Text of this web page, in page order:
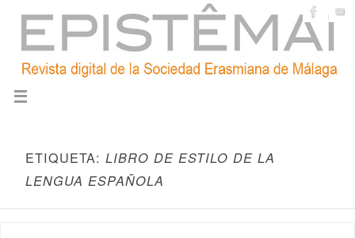
ETIQUETA: LIBRO DE ESTILO DE LA
LENGUA ESPAÑOLA